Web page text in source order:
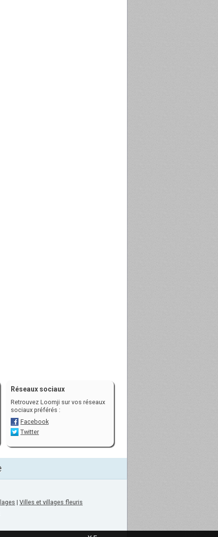
Réseaux sociaux
Retrouvez Loomji sur vos réseaux
sociaux préférés :
Facebook
Twitter
| Villes et villages fleuris